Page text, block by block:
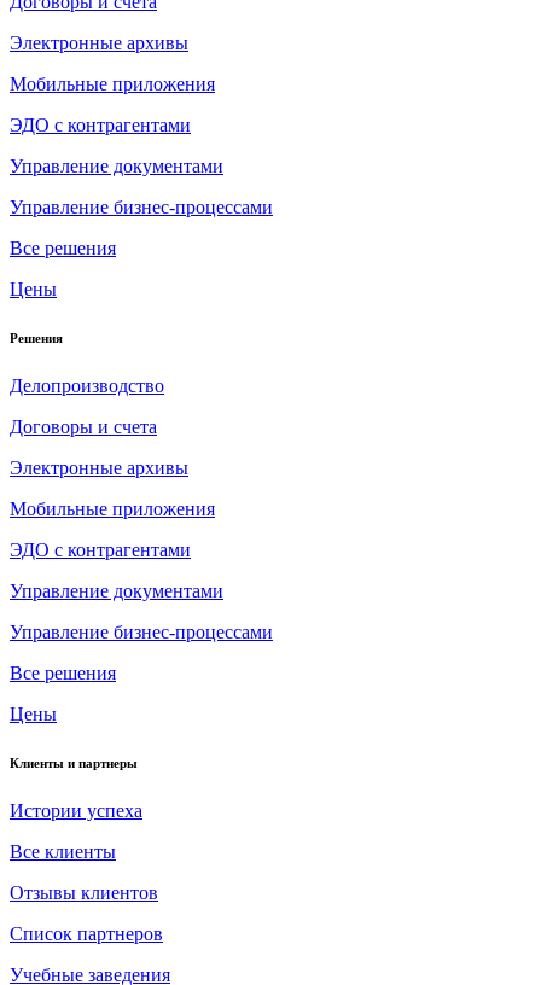
Электронные архивы
Мобильные приложения
ЭДО с контрагентами
Управление документами
Управление бизнес-процессами
Все решения
Цены
Решения
Делопроизводство
Договоры и счета
Электронные архивы
Мобильные приложения
ЭДО с контрагентами
Управление документами
Управление бизнес-процессами
Все решения
Цены
Клиенты и партнеры
Истории успеха
Все клиенты
Отзывы клиентов
Список партнеров
Учебные заведения